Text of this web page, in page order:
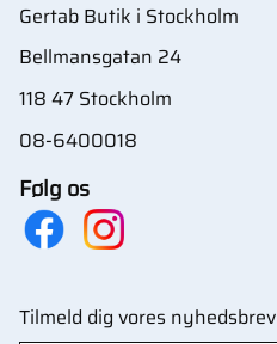
Gertab Butik i Stockholm
Bellmansgatan 24
118 47 Stockholm
08-6400018
Følg os
Tilmeld dig vores nyhedsbrev